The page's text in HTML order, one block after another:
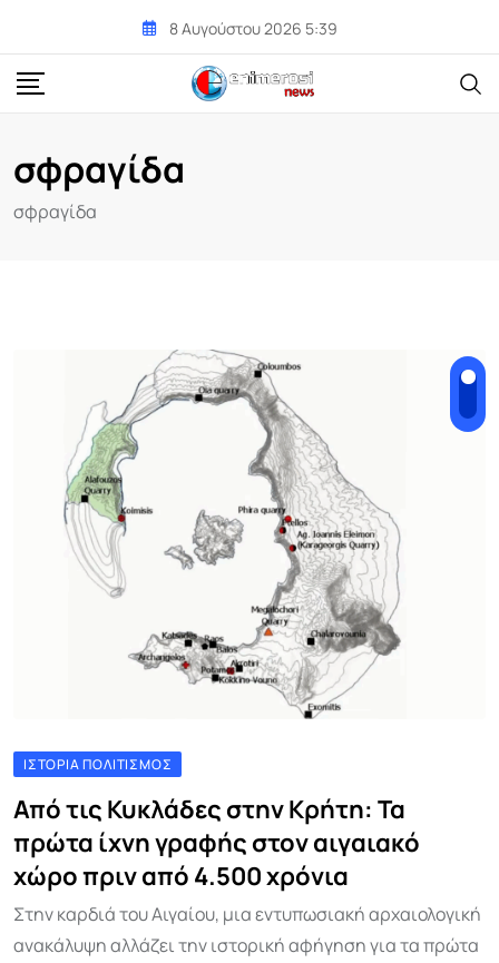
content
8 Αυγούστου 2026 5:39
σφραγίδα
σφραγίδα
ΙΣΤΟΡΊΑ ΠΟΛΙΤΙΣΜΌΣ
Από τις Κυκλάδες στην Κρήτη: Τα
πρώτα ίχνη γραφής στον αιγαιακό
χώρο πριν από 4.500 χρόνια
Στην καρδιά του Αιγαίου, μια εντυπωσιακή αρχαιολογική
ανακάλυψη αλλάζει την ιστορική αφήγηση για τα πρώτα